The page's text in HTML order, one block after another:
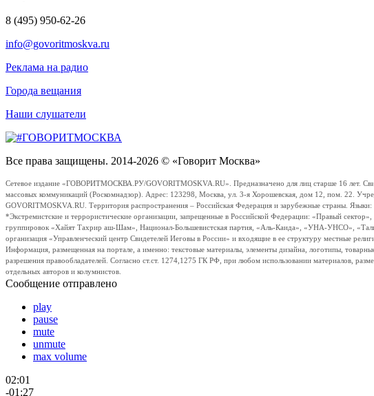
8 (495) 950-62-26
info@govoritmoskva.ru
Реклама на радио
Города вещания
Наши слушатели
Все права защищены. 2014-2026 © «Говорит Москва»
Сетевое издание «ГОВОРИТМОСКВА.РУ/GOVORITMOSKVA.RU». Предназначено для лиц старше 16 лет.
массовых коммуникаций (Роскомнадзор). Адрес: 123298, Москва, ул. 3-я Хорошевская, дом 12, пом. 22.
GOVORITMOSKVA.RU. Территория распространения – Российская Федерация и зарубежные страны.
*Экстремистские и террористические организации, запрещенные в Российской Федерации: «Правый
группировок «Хайят Тахрир аш-Шам», Национал-Большевистская партия, «Аль-Каида», «УНА-УНСО»,
организация «Управленческий центр Свидетелей Иеговы в России» и входящие в ее структуру местные
Информация, размещенная на портале, а именно: текстовые материалы, элементы дизайна, логотипы,
разрешения правообладателей. Согласно ст.ст. 1274,1275 ГК РФ, при любом использовании материалов,
отдельных авторов и колумнистов.
Сообщение отправлено
play
pause
mute
unmute
max volume
02:01
-01:27